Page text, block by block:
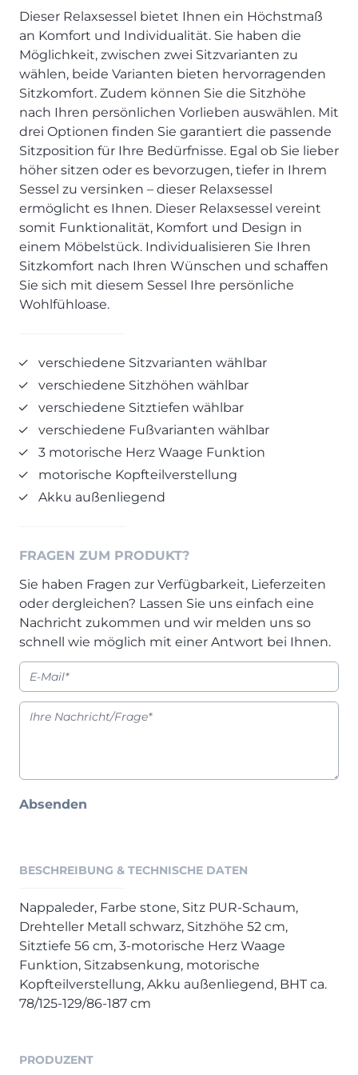
Bar- & Barhockersysteme
Beimöbel
Einzelstühle & Stuhlsysteme
Einzeltische & Tischsysteme
ALLES ANZEIGEN
SOFA, COUCH & CO.
2er Sofas & Funktionssofas
Systemgarnituren Leder
Systemgarnituren Stoff
Sessel & Hocker
ALLES ANZEIGEN
SCHLAFZIMMER
Polsterbetten & Boxspring
Einzelbetten & Futonbetten
Folie & Lack
ALLES ANZEIGEN
KLEINMÖBEL & DIELE
Einzelmöbel & Schuhschränke
Spiegel
ALLES ANZEIGEN
JUGENDZIMMER
PROSPEKTE & KATALOGE
Henders & Hazel Katalog
Henders & Hazel Prospekt
Esszimmer
KÜCHENTECHNIK
Dunstabzug im Kochfeld
Bora - The end of normal
Neff - Mehr Raum für Kreativität
Siemens - Intelligente Lösungen für dein Zuhause
Liebherr - hat den Kühlschrank zwar nicht neu erfunden.
Aber fast.
Naber - Für die perfekte Küche
Quooker – Der Wasserhahn, der alles kann
Systemceram - Das Geheimnis langlebiger
Küchenspülen
Villeroy & Boch - Design trifft auf Funktionalität
KÜCHEN PROSPEKTE
Lebensraum Küche
Prisma Journal
KÜCHENTECHNIK
Neff - Mehr Raum für Kreativität
BORA - The end of normal
AKTIONEN
Der neue MDS Prospekt
25 Küchen zu Sonderkonditionen
ALLES ANZEIGEN
ESSZIMMER
ALLES ANZEIGEN
KÜCHE
ALLE ANZEIGEN
Historie & Philosophie
360° Rundgang
Kunden-Bewertungen
Über uns
UNSER SERVICE
Aufmaß-Service
Entsorgungs-Service
Finanzkauf-Service
Montage-Service
Interior Design Service
Newsletter-Anmeldung
SERVICES IM ÜBERBLICK
Auszubildende (m/w/d) - Kaufleute im Einzelhandel
Möbelverkäufer (m/w/d)
Marketing-Manager (m/w/d)
Küchenfachberater (m/w/d)
Schreiner/Monteur (m/w/d)
Kurzbewerbung senden
Beratungstermin vereinbaren
Auftragsstatus anfordern
Wunsch-Liefertermin
Dieser Relaxsessel bietet Ihnen ein Höchstmaß
an Komfort und Individualität. Sie haben die
Möglichkeit, zwischen zwei Sitzvarianten zu
wählen, beide Varianten bieten hervorragenden
Sitzkomfort. Zudem können Sie die Sitzhöhe
nach Ihren persönlichen Vorlieben auswählen. Mit
drei Optionen finden Sie garantiert die passende
Sitzposition für Ihre Bedürfnisse. Egal ob Sie lieber
höher sitzen oder es bevorzugen, tiefer in Ihrem
Sessel zu versinken – dieser Relaxsessel
ermöglicht es Ihnen. Dieser Relaxsessel vereint
somit Funktionalität, Komfort und Design in
einem Möbelstück. Individualisieren Sie Ihren
Sitzkomfort nach Ihren Wünschen und schaffen
Sie sich mit diesem Sessel Ihre persönliche
Wohlfühloase.
verschiedene Sitzvarianten wählbar
verschiedene Sitzhöhen wählbar
verschiedene Sitztiefen wählbar
verschiedene Fußvarianten wählbar
3 motorische Herz Waage Funktion
motorische Kopfteilverstellung
Akku außenliegend
FRAGEN ZUM PRODUKT?
Sie haben Fragen zur Verfügbarkeit, Lieferzeiten
oder dergleichen? Lassen Sie uns einfach eine
Nachricht zukommen und wir melden uns so
schnell wie möglich mit einer Antwort bei Ihnen.
Absenden
BESCHREIBUNG & TECHNISCHE DATEN
Nappaleder, Farbe stone, Sitz PUR-Schaum,
Drehteller Metall schwarz, Sitzhöhe 52 cm,
Sitztiefe 56 cm, 3-motorische Herz Waage
Funktion, Sitzabsenkung, motorische
Kopfteilverstellung, Akku außenliegend, BHT ca.
78/125-129/86-187 cm
PRODUZENT